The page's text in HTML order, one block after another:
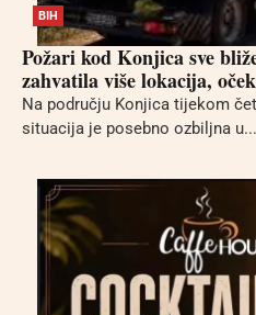
BIH
Požari kod Konjica sve
zahvatila više lokacija,
Na području Konjica tijekom
situacija je posebno ozbiljna u...